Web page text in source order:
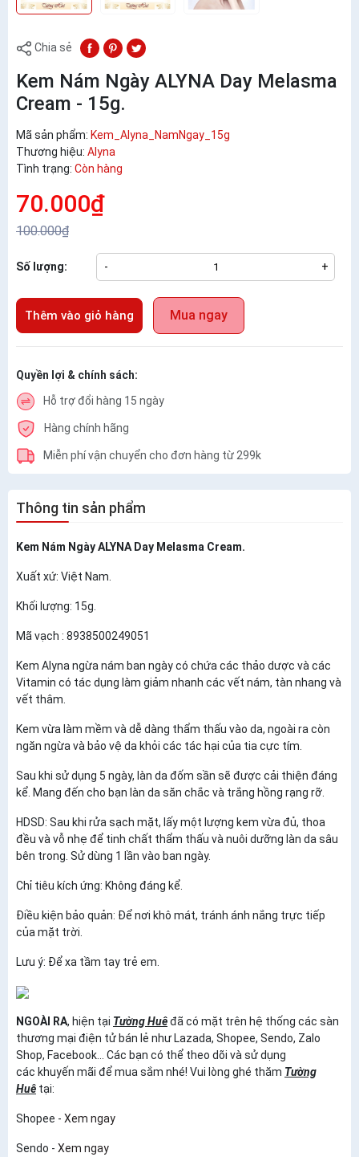
Chia sẻ
Kem Nám Ngày ALYNA Day Melasma
Cream - 15g.
Mã sản phẩm: Kem_Alyna_NamNgay_15g
Thương hiệu: Alyna
Tình trạng: Còn hàng
70.000₫
100.000₫
Số lượng: - +
Thêm vào giỏ hàng Mua ngay
Quyền lợi & chính sách:
Hỗ trợ đổi hàng 15 ngày
Hàng chính hãng
Miễn phí vận chuyển cho đơn hàng từ 299k
Thông tin sản phẩm
Kem Nám Ngày ALYNA Day Melasma Cream.
Xuất xứ: Việt Nam.
Khối lượng: 15g.
Mã vạch : 8938500249051
Kem Alyna ngừa nám ban ngày có chứa các thảo dược và các
Vitamin có tác dụng làm giảm nhanh các vết nám, tàn nhang và
vết thâm.
Kem vừa làm mềm và dễ dàng thẩm thấu vào da, ngoài ra còn
ngăn ngừa và bảo vệ da khỏi các tác hại của tia cực tím.
Sau khi sử dụng 5 ngày, làn da đốm sần sẽ được cải thiện đáng
kể. Mang đến cho bạn làn da săn chắc và trắng hồng rạng rỡ.
HDSD: Sau khi rửa sạch mặt, lấy một lượng kem vừa đủ, thoa
đều và vỗ nhẹ để tinh chất thẩm thấu và nuôi dưỡng làn da sâu
bên trong. Sử dùng 1 lần vào ban ngày.
Chỉ tiêu kích ứng: Không đáng kể.
Điều kiện bảo quản: Để nơi khô mát, tránh ánh nắng trực tiếp
của mặt trời.
Lưu ý: Để xa tầm tay trẻ em.
NGOÀI RA, hiện tại Tường Huêđã có mặt trên hệ thống các sàn
thương mại điện tử bán lẻ như Lazada, Shopee, Sendo, Zalo
Shop, Facebook... Các bạn có thể theo dõi và sử dụng
các khuyến mãi để mua sắm nhé! Vui lòng ghé thăm Tường
Huê tại:
Shopee - Xem ngay
Sendo - Xem ngay